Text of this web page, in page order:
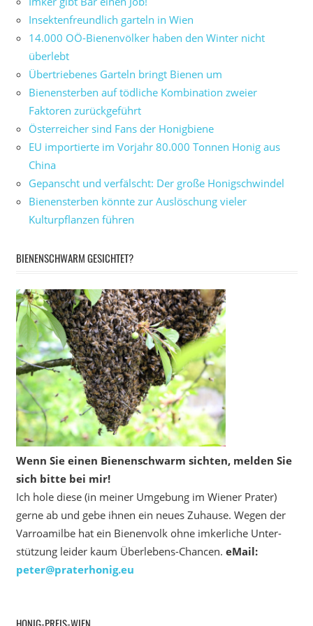
Insektenfreundlich garteln in Wien
14.000 OÖ-Bienenvölker haben den Winter nicht
überlebt
Übertriebenes Garteln bringt Bienen um
Bienensterben auf tödliche Kombination zweier
Faktoren zurückgeführt
Österreicher sind Fans der Honigbiene
EU importierte im Vorjahr 80.000 Tonnen Honig aus
China
Gepanscht und verfälscht: Der große Honigschwindel
Bienensterben könnte zur Auslöschung vieler
Kulturpflanzen führen
BIENENSCHWARM GESICHTET?
Wenn Sie einen Bienenschwarm sichten, melden Sie
sich bitte bei mir!
Ich hole diese (in meiner Umgebung im Wiener Prater)
gerne ab und gebe ihnen ein neues Zuhause. Wegen der
Varroamilbe hat ein Bienenvolk ohne imkerliche Unter­
stützung leider kaum Überlebens-Chancen. eMail:
peter@praterhonig.eu